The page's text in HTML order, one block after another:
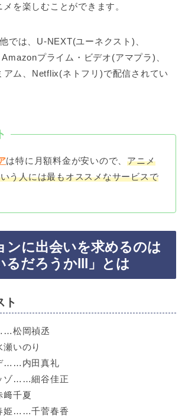
を楽しむことができます。
では、U-NEXT(ユーネクスト)、
プライム・ビデオ(アマプラ)、
アム、Netflix(ネトフリ)で配信されてい
は特に月額料金が安いので、アニメ
う人には最もオススメなサービスで
ンに出会いを求めるのは
るだろうかlll」とは
ト
松岡禎丞
いのり
……内田真礼
ゾ……細谷佳正
千夏
姫……千菅春香